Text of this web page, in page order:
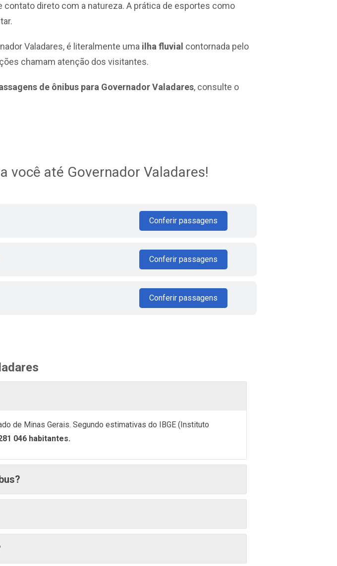
direto com a natureza. A prática de esportes como
Valadares, é literalmente uma ilha fluvial contornada pelo
chamam atenção dos visitantes.
de ônibus para Governador Valadares, consulte o
você até Governador Valadares!
Conferir passagens
Conferir passagens
Conferir passagens
de Minas Gerais. Segundo estimativas do IBGE (Instituto
046 habitantes.